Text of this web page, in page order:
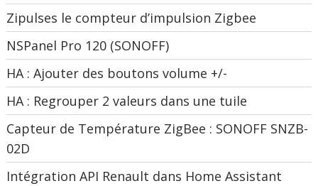
Zipulses le compteur d’impulsion Zigbee
NSPanel Pro 120 (SONOFF)
HA : Ajouter des boutons volume +/-
HA : Regrouper 2 valeurs dans une tuile
Capteur de Température ZigBee : SONOFF SNZB-
02D
Intégration API Renault dans Home Assistant